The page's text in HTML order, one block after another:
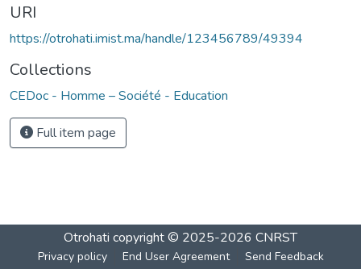
URI
https://otrohati.imist.ma/handle/123456789/49394
Collections
CEDoc - Homme – Société - Education
Full item page
Otrohati copyright © 2025-2026 CNRST
Privacy policy End User Agreement Send Feedback